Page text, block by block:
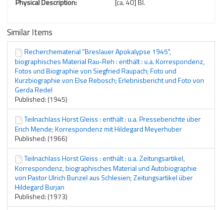
Physical Description:
[ca. 40] Bl.
Similar Items
Recherchematerial "Breslauer Apokalypse 1945",
biographisches Material Rau-Reh : enthält : u.a. Korrespondenz,
Fotos und Biographie von Siegfried Raupach; Foto und
Kurzbiographie von Else Rebosch; Erlebnisbericht und Foto von
Gerda Redel
Published: (1945)
Teilnachlass Horst Gleiss : enthält : u.a. Presseberichte über
Erich Mende; Korrespondenz mit Hildegard Meyerhuber
Published: (1966)
Teilnachlass Horst Gleiss : enthält : u.a. Zeitungsartikel,
Korrespondenz, biographisches Material und Autobiographie
von Pastor Ulrich Bunzel aus Schlesien; Zeitungsartikel über
Hildegard Burjan
Published: (1973)